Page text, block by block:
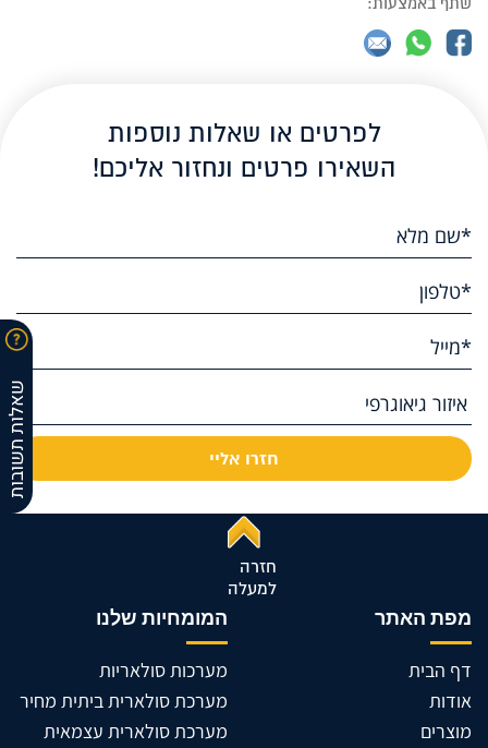
שאלות תשובות
לפרטים או שאלות נוספות
השאירו פרטים ונחזור אליכם!
חזרה
למעלה
מפת האתר
דף הבית
אודות
מוצרים
המומחיות שלנו
מערכות סולאריות
מערכת סולארית ביתית מחיר
מערכת סולארית עצמאית